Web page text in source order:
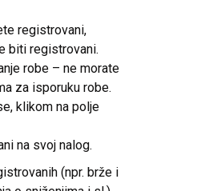
registrovani,
biti registrovani.
robe – ne morate
za isporuku robe.
klikom na polje
na svoj nalog.
(npr. brže i